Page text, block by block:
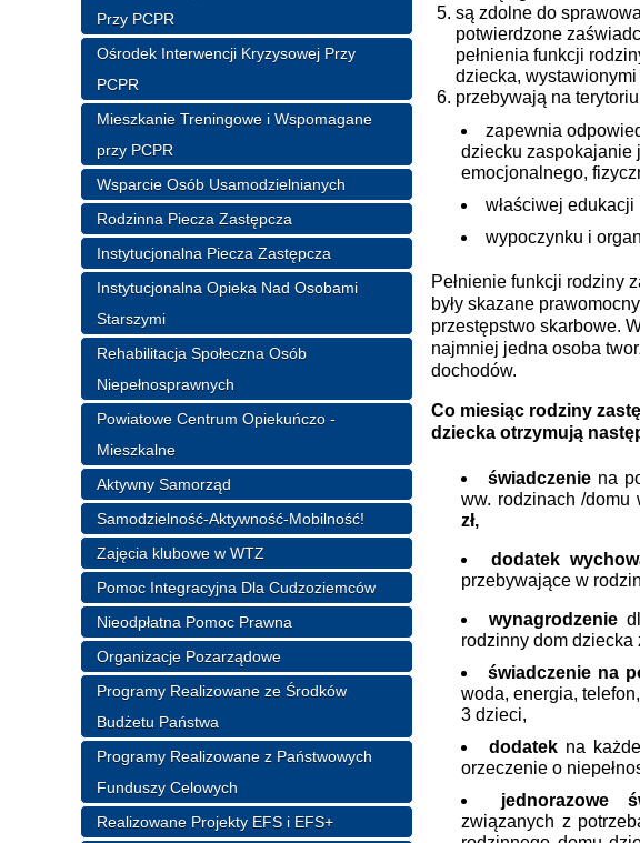
Przy PCPR
Ośrodek Interwencji Kryzysowej Przy
PCPR
Mieszkanie Treningowe i Wspomagane
przy PCPR
Wsparcie Osób Usamodzielnianych
Rodzinna Piecza Zastępcza
Instytucjonalna Piecza Zastępcza
Instytucjonalna Opieka Nad Osobami
Starszymi
Rehabilitacja Społeczna Osób
Niepełnosprawnych
Powiatowe Centrum Opiekuńczo -
Mieszkalne
Aktywny Samorząd
Samodzielność-Aktywność-Mobilność!
Zajęcia klubowe w WTZ
Pomoc Integracyjna Dla Cudzoziemców
Nieodpłatna Pomoc Prawna
Organizacje Pozarządowe
Programy Realizowane ze Środków
Budżetu Państwa
Programy Realizowane z Państwowych
Funduszy Celowych
Realizowane Projekty EFS i EFS+
są zdolne do
potwierdzone
pełnienia funkcji
dziecka,
przebywają na
zapewnia
dziecku zaspokajanie
emocjonalnego,
właściwej
wypoczynku i
Pełnienie funkcji rodziny
były skazane
przestępstwo skarbowe.
najmniej jedna osoba
dochodów.
Co miesiąc rodziny
dziecka otrzymują
świadczeniena
ww. rodzinach /domu
zł,
dodatek
przebywające w
wynagrodzenie
rodzinny dom dziecka
świadczenie na
woda, energia,
3 dzieci,
dodatek na
orzeczenie o
jednorazowe
związanych z